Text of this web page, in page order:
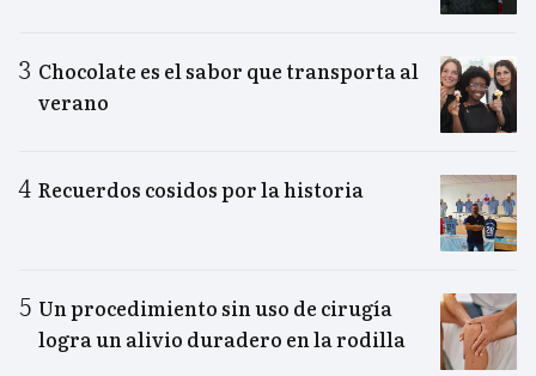
Chocolate es el sabor que transporta al
verano
Recuerdos cosidos por la historia
Un procedimiento sin uso de cirugía
logra un alivio duradero en la rodilla